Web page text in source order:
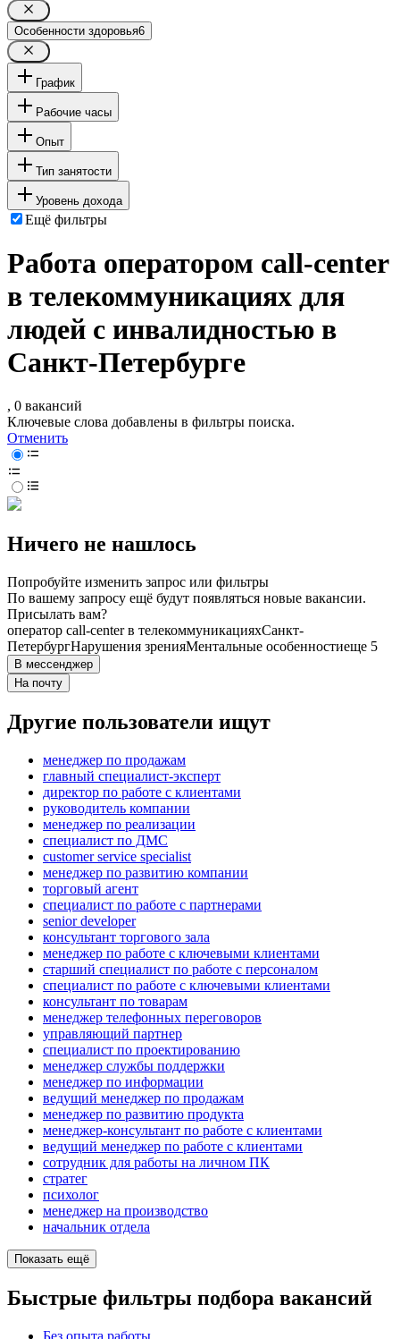
Особенности здоровья6
График
Рабочие часы
Опыт
Тип занятости
Уровень дохода
Ещё фильтры
Работа оператором call-center
в телекоммуникациях для
людей с инвалидностью в
Санкт-Петербурге
, 0 вакансий
Ключевые слова добавлены в фильтры поиска.
Отменить
Ничего не нашлось
Попробуйте изменить запрос или фильтры
По вашему запросу ещё будут появляться новые вакансии.
Присылать вам?
оператор call-center в телекоммуникацияхСанкт-
ПетербургНарушения зренияМентальные особенностиеще 5
В мессенджер
На почту
Другие пользователи ищут
менеджер по продажам
главный специалист-эксперт
директор по работе с клиентами
руководитель компании
менеджер по реализации
специалист по ДМС
customer service specialist
менеджер по развитию компании
торговый агент
специалист по работе с партнерами
senior developer
консультант торгового зала
менеджер по работе с ключевыми клиентами
старший специалист по работе с персоналом
специалист по работе с ключевыми клиентами
консультант по товарам
менеджер телефонных переговоров
управляющий партнер
специалист по проектированию
менеджер службы поддержки
менеджер по информации
ведущий менеджер по продажам
менеджер по развитию продукта
менеджер-консультант по работе с клиентами
ведущий менеджер по работе с клиентами
сотрудник для работы на личном ПК
стратег
психолог
менеджер на производство
начальник отдела
Показать ещё
Быстрые фильтры подбора вакансий
Без опыта работы